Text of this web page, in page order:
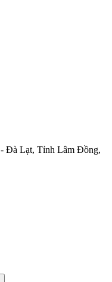
Đà Lạt, Tỉnh Lâm Đồng,